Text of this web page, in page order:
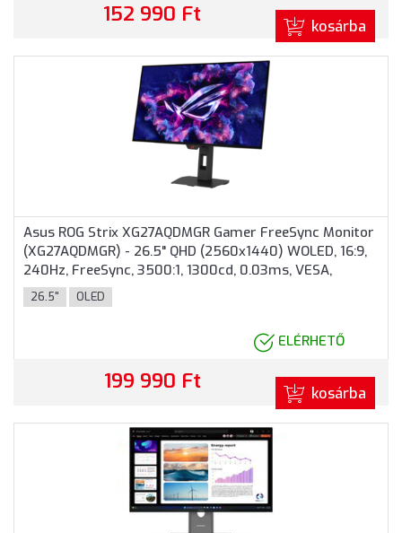
152 990 Ft kosárba
Asus ROG Strix XG27AQDMGR Gamer FreeSync Monitor
(XG27AQDMGR) - 26.5" QHD (2560x1440) WOLED, 16:9,
240Hz, FreeSync, 3500:1, 1300cd, 0.03ms, VESA,
DisplayPort, HDMI, USB, 3 év garancia, Fekete színben
26.5" OLED
ELÉRHETŐ
199 990 Ft kosárba